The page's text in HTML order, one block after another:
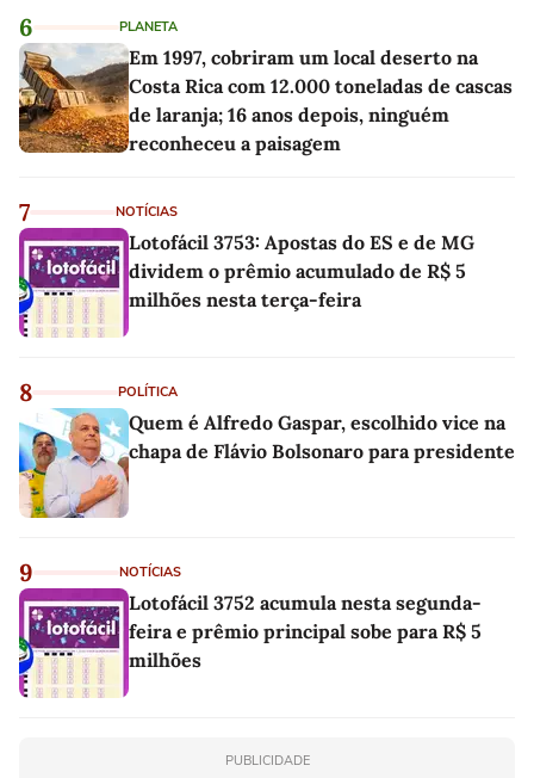
6 PLANETA
Em 1997, cobriram um local deserto na
Costa Rica com 12.000 toneladas de cascas
de laranja; 16 anos depois, ninguém
reconheceu a paisagem
7 NOTÍCIAS
Lotofácil 3753: Apostas do ES e de MG
dividem o prêmio acumulado de R$ 5
milhões nesta terça-feira
8 POLÍTICA
Quem é Alfredo Gaspar, escolhido vice na
chapa de Flávio Bolsonaro para presidente
9 NOTÍCIAS
Lotofácil 3752 acumula nesta segunda-
feira e prêmio principal sobe para R$ 5
milhões
PUBLICIDADE